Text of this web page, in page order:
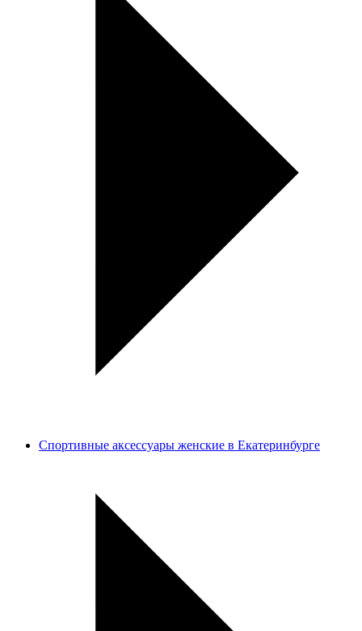
Спортивные аксессуары женские в Екатеринбурге